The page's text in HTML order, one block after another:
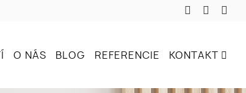
O NÁS BLOG REFERENCIE KONTAKT